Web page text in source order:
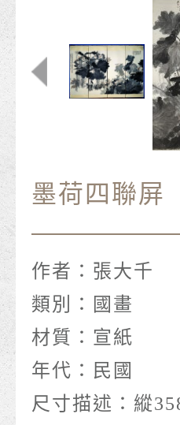
墨荷四聯屏
作者： 張大千
類別： 國畫
材質： 宣紙
年代：
民國
尺寸描述： 縱